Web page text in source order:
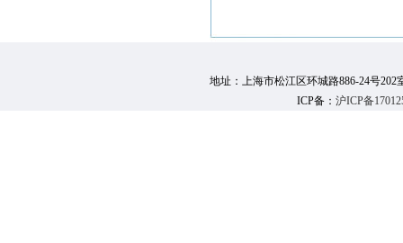
地址：上海市松江区环城路886-24号202
ICP备： 沪ICP备